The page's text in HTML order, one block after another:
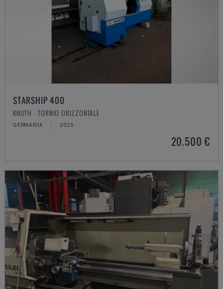
STARSHIP 400
KNUTH - TORNIO ORIZZONTALE
GERMANIA 2015
20.500 €